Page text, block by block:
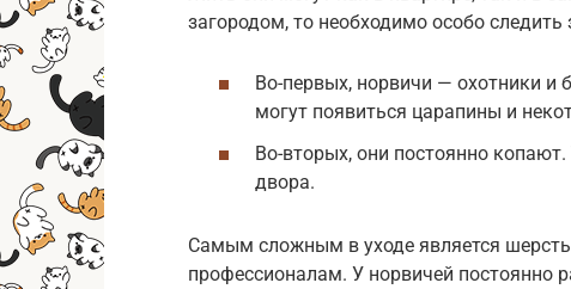
загородом, то необходимо особо
Во-первых, норвичи — охотники и
могут появиться царапины и
Во-вторых, они постоянно
двора.
Самым сложным в уходе является
профессионалам. У норвичей постоянно